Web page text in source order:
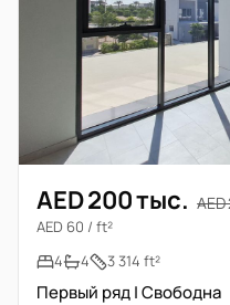
AED 200 тыс.
AED 60 / ft²
4
4 3 314 ft²
Первый ряд | Свободна